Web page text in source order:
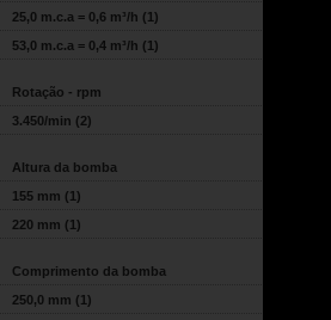
25,0 m.c.a = 0,6 m³/h (1)
53,0 m.c.a = 0,4 m³/h (1)
Rotação - rpm
3.450/min (2)
Altura da bomba
155 mm (1)
220 mm (1)
Comprimento da bomba
250,0 mm (1)